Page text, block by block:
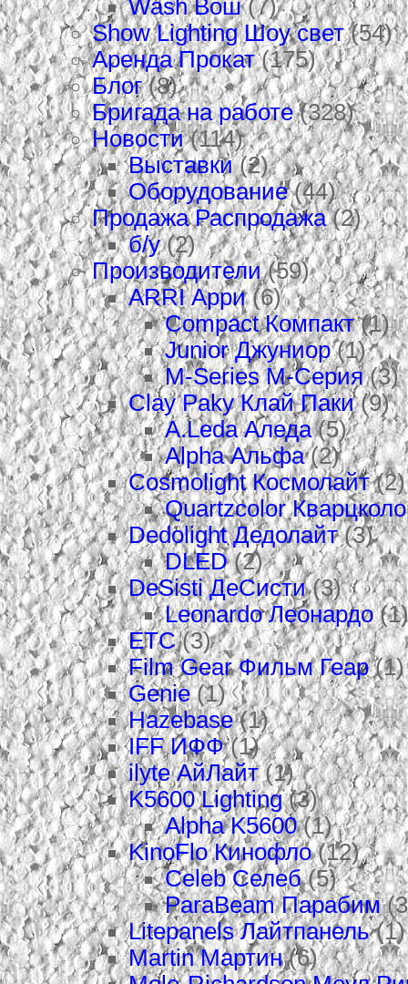
Wash Вош(7)
Show Lighting Шоу свет(54)
Аренда Прокат(175)
Блог(8)
Бригада на работе(328)
Новости(114)
Выставки(2)
Оборудование(44)
Продажа Распродажа(2)
б/у(2)
Производители(59)
ARRI Арри(6)
Compact Компакт(1)
Junior Джуниор(1)
M-Series М-Серия(3)
Clay Paky Клай Паки(9)
A.Leda Аледа(5)
Alpha Альфа(2)
Cosmolight Космолайт(2)
Quartzcolor
Dedolight Дедолайт(3)
DLED(2)
DeSisti ДеСисти(3)
Leonardo Леонардо(1)
ETC(3)
Film Gear Фильм Геар(1)
Genie(1)
Hazebase(1)
IFF ИФФ(1)
ilyte АйЛайт(1)
K5600 Lighting(3)
Alpha K5600(1)
KinoFlo Кинофло(12)
Celeb Селеб(5)
ParaBeam Парабим
Litepanels Лайтпанель(1)
Martin Мартин(6)